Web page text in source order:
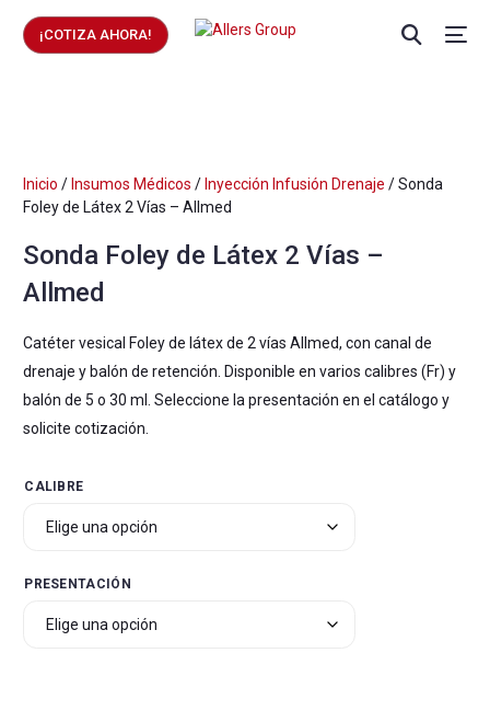
¡COTIZA AHORA!
Inicio / Insumos Médicos / Inyección Infusión Drenaje / Sonda
Foley de Látex 2 Vías – Allmed
Sonda Foley de Látex 2 Vías –
Allmed
Catéter vesical Foley de látex de 2 vías Allmed, con canal de
drenaje y balón de retención. Disponible en varios calibres (Fr) y
balón de 5 o 30 ml. Seleccione la presentación en el catálogo y
solicite cotización.
CALIBRE
PRESENTACIÓN